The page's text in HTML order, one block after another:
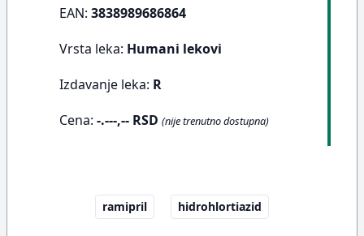
EAN: 3838989686864
Vrsta leka: Humani lekovi
Izdavanje leka: R
Cena: -.---,-- RSD (nije trenutno dostupna)
ramipril hidrohlortiazid